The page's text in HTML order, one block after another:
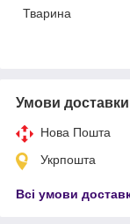
Тварина
Умови доставки
Нова Пошта
Укрпошта
Всі умови